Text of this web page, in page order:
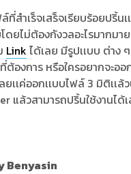
ที่สำเร็จเสร็จเรียบร้อยปริ้น
โดยไม่ต้องกังวลอะไรมากมา
Link ได้เลย มีรูปเเบบ ต่าง
ต้องการ หรือใครอยากจะออ
เเค่ออกเเบบไฟล์ 3 มิติเเล้
แล้วสามารถปริ้นใช้งานได้
Benyasin